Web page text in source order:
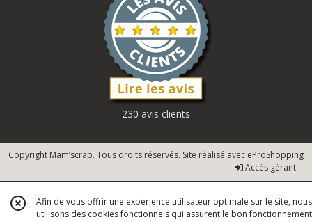
230 avis clients
Copyright Mam’scrap. Tous droits réservés. Site réalisé avec eProShopping
Accès gérant
Afin de vous offrir une expérience utilisateur optimale sur le site, nous
utilisons des cookies fonctionnels qui assurent le bon fonctionnement